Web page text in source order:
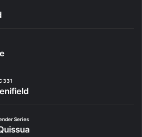
331
Series